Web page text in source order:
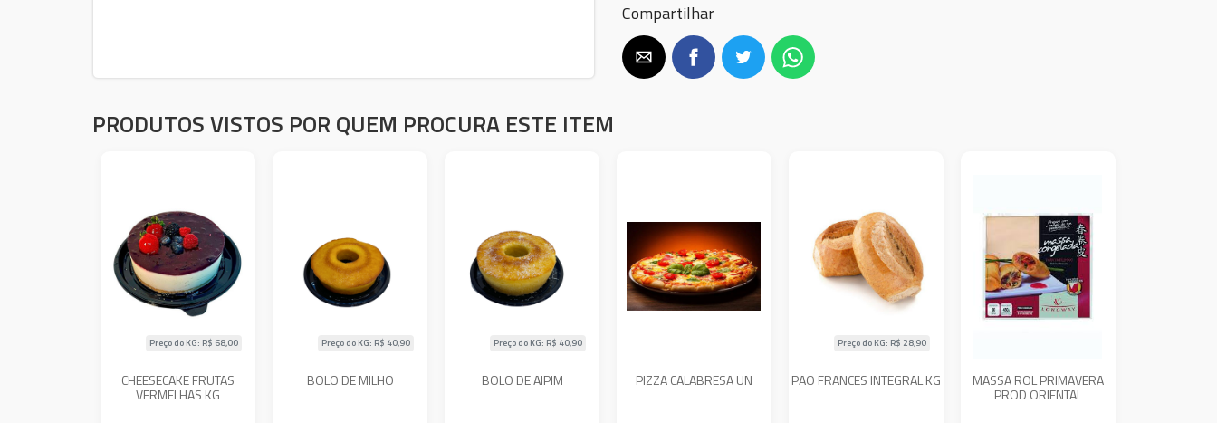
Compartilhar
PRODUTOS VISTOS POR QUEM PROCURA ESTE ITEM
CHEESECAKE FRUTAS
VERMELHAS KG
Preço do KG: R$ 68,00
BOLO DE MILHO
Preço do KG: R$ 40,90
BOLO DE AIPIM
Preço do KG: R$ 40,90
PIZZA CALABRESA UN PAO FRANCES INTEGRAL KG
Preço do KG: R$ 28,90
MASSA ROL PRIMAVERA
PROD ORIENTAL